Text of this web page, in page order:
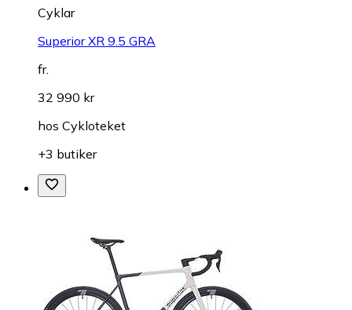
Cyklar
Superior XR 9.5 GRA
fr.
32 990 kr
hos Cykloteket
+3 butiker